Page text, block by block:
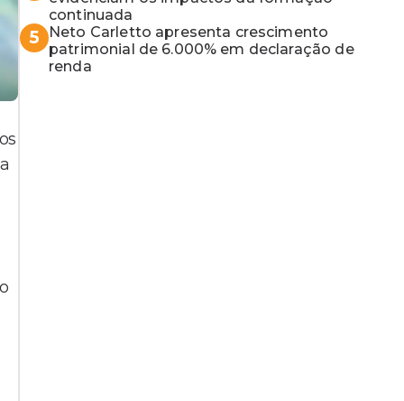
continuada
5
Neto Carletto apresenta crescimento
patrimonial de 6.000% em declaração de
renda